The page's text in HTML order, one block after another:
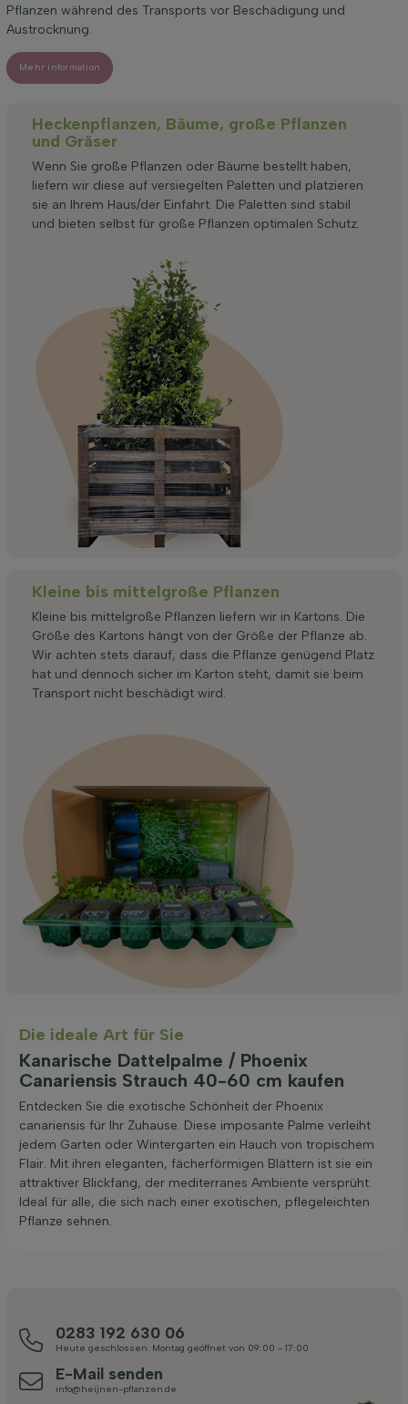
Pflanzen während des Transports vor Beschädigung und
Austrocknung.
Mehr information
Heckenpflanzen, Bäume, große Pflanzen
und Gräser
Wenn Sie große Pflanzen oder Bäume bestellt haben,
liefern wir diese auf versiegelten Paletten und platzieren
sie an Ihrem Haus/der Einfahrt. Die Paletten sind stabil
und bieten selbst für große Pflanzen optimalen Schutz.
Kleine bis mittelgroße Pflanzen
Kleine bis mittelgroße Pflanzen liefern wir in Kartons. Die
Größe des Kartons hängt von der Größe der Pflanze ab.
Wir achten stets darauf, dass die Pflanze genügend Platz
hat und dennoch sicher im Karton steht, damit sie beim
Transport nicht beschädigt wird.
Die ideale Art für Sie
Kanarische Dattelpalme / Phoenix
Canariensis Strauch 40-60 cm kaufen
Entdecken Sie die exotische Schönheit der Phoenix
canariensis für Ihr Zuhause. Diese imposante Palme verleiht
jedem Garten oder Wintergarten ein Hauch von tropischem
Flair. Mit ihren eleganten, fächerförmigen Blättern ist sie ein
attraktiver Blickfang, der mediterranes Ambiente versprüht.
Ideal für alle, die sich nach einer exotischen, pflegeleichten
Pflanze sehnen.
0283 192 630 06
Heute geschlossen. Montag geöffnet von 09:00 - 17:00
E-Mail senden
info@heijnen-pflanzen.de